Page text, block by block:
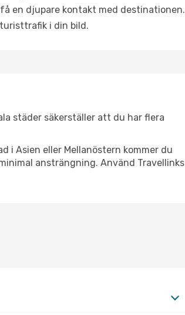
en djupare kontakt med destinationen.
i din bild.
städer säkerställer att du har flera
i Asien eller Mellanöstern kommer du
ansträngning. Använd Travellinks